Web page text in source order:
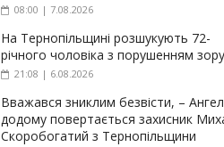
08:00 | 7.08.2026
На Тернопільщині розшукують 72-
річного чоловіка з порушенням зору
21:08 | 6.08.2026
Вважався зниклим безвісти, –
додому повертається захисник
Скоробогатий з Тернопільщини